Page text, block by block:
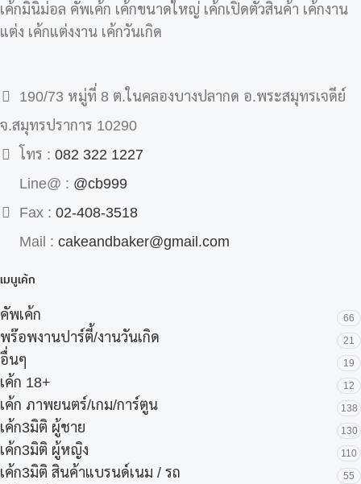
เค้กมินิม่อล คัพเค้ก เค้กขนาดใหญ่ เค้กเปิดตัวสินค้า เค้กงาน
แต่ง เค้กแต่งงาน เค้กวันเกิด
190/73 หมู่ที่ 8 ต.ในคลองบางปลากด อ.พระสมุทรเจดีย์
จ.สมุทรปราการ 10290
โทร : 082 322 1227
Line@ : @cb999
Fax : 02-408-3518
Mail : cakeandbaker@gmail.com
เมนูเค้ก
คัพเค้ก 66
พร๊อพงานปาร์ตี้/งานวันเกิด 21
อื่นๆ 19
เค้ก 18+ 12
เค้ก ภาพยนตร์/เกม/การ์ตูน 138
เค้ก3มิติ ผู้ชาย 130
เค้ก3มิติ ผู้หญิง 110
เค้ก3มิติ สินค้าแบรนด์เนม / รถ 55